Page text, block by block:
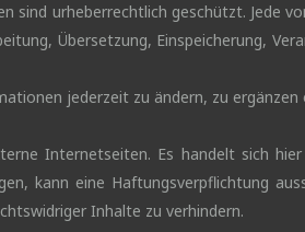
sind urheberrechtlich geschützt. Jede
Übersetzung, Einspeicherung,
jederzeit zu ändern, zu ergänzen
Internetseiten. Es handelt sich
kann eine Haftungsverpflichtung
Inhalte zu verhindern.